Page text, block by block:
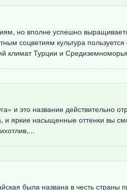
но вполне успешно
соцветиям культура
климат Турции и
и это название действительно
яркие насыщенные оттенки вы
была названа в честь